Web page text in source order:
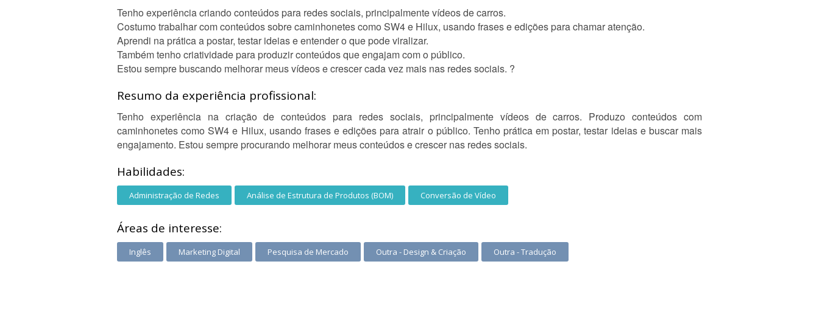
Tenho experiência criando conteúdos para redes sociais, principalmente vídeos de carros.
Costumo trabalhar com conteúdos sobre caminhonetes como SW4 e Hilux, usando frases e edições para chamar atenção.
Aprendi na prática a postar, testar ideias e entender o que pode viralizar.
Também tenho criatividade para produzir conteúdos que engajam com o público.
Estou sempre buscando melhorar meus vídeos e crescer cada vez mais nas redes sociais. ?
Resumo da experiência profissional:
Tenho experiência na criação de conteúdos para redes sociais, principalmente vídeos de carros. Produzo conteúdos com
caminhonetes como SW4 e Hilux, usando frases e edições para atrair o público. Tenho prática em postar, testar ideias e buscar mais
engajamento. Estou sempre procurando melhorar meus conteúdos e crescer nas redes sociais.
Habilidades:
Administração de Redes Análise de Estrutura de Produtos (BOM) Conversão de Vídeo
Áreas de interesse:
Inglês Marketing Digital Pesquisa de Mercado Outra - Design & Criação Outra - Tradução